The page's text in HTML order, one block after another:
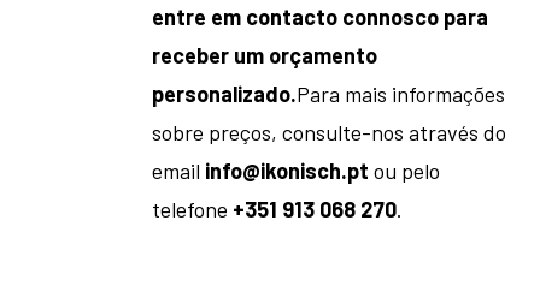
entre em contacto connosco para
receber um orçamento
personalizado.Para mais informações
sobre preços, consulte-nos através do
email info@ikonisch.pt ou pelo
telefone +351 913 068 270.